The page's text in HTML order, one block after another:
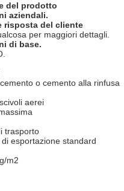
del prodotto
aziendali.
risposta del cliente
per maggiori dettagli.
di base.
o cemento alla rinfusa
aerei
trasporto
esportazione standard
m2